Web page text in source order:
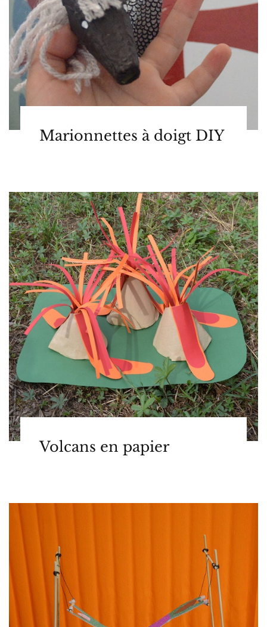
Marionnettes à doigt DIY
Volcans en papier